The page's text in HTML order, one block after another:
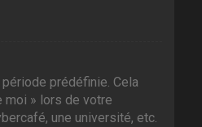
prédéfinie. Cela
moi » lors de votre
une université, etc.